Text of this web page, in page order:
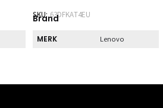
SKU:63DFKAT4EU
Brand
MERK Lenovo